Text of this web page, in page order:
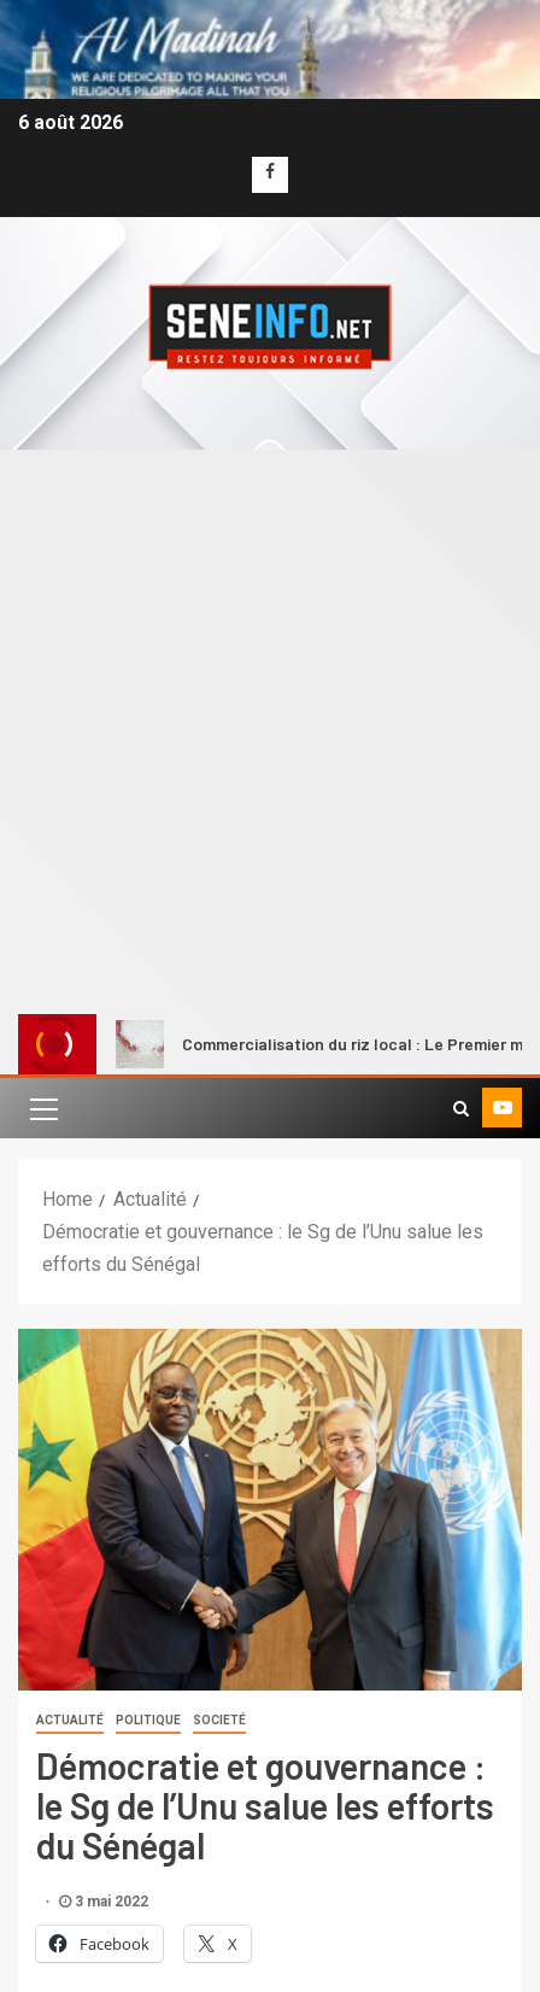
6 août 2026
Commercialisation du riz local : Le Premier ministre
Home
Actualité
Démocratie et gouvernance : le Sg de l’Unu salue les
efforts du Sénégal
ACTUALITÉ POLITIQUE SOCIETÉ
Démocratie et gouvernance :
le Sg de l’Unu salue les efforts
du Sénégal
3 mai 2022
Facebook X